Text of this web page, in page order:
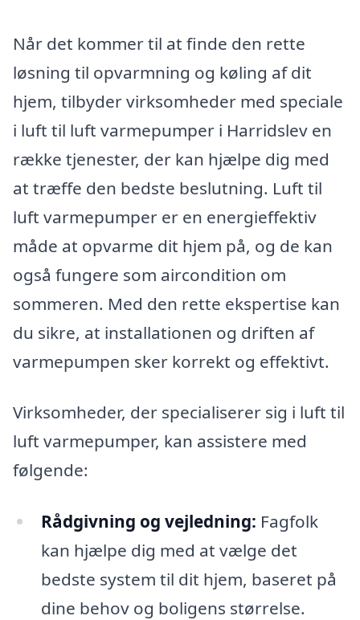
Når det kommer til at finde den rette
løsning til opvarmning og køling af dit
hjem, tilbyder virksomheder med speciale
i luft til luft varmepumper i Harridslev en
række tjenester, der kan hjælpe dig med
at træffe den bedste beslutning. Luft til
luft varmepumper er en energieffektiv
måde at opvarme dit hjem på, og de kan
også fungere som aircondition om
sommeren. Med den rette ekspertise kan
du sikre, at installationen og driften af
varmepumpen sker korrekt og effektivt.
Virksomheder, der specialiserer sig i luft til
luft varmepumper, kan assistere med
følgende:
Rådgivning og vejledning: Fagfolk
kan hjælpe dig med at vælge det
bedste system til dit hjem, baseret på
dine behov og boligens størrelse.